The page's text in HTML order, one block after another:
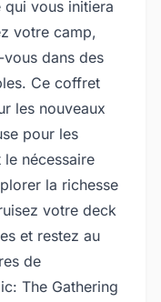
vous initiera
votre camp,
dans des
Ce coffret
les nouveaux
pour les
nécessaire
la richesse
votre deck
et restez au
de
The Gathering